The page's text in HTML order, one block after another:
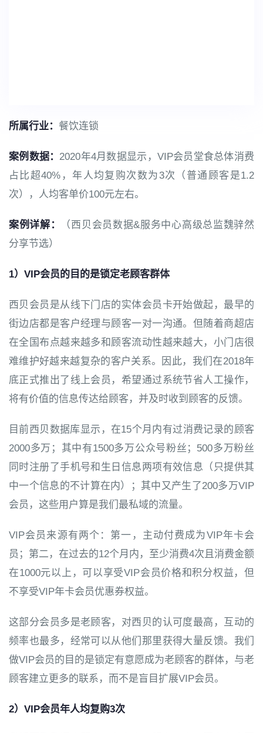
所属行业： 餐饮连锁
案例数据： 2020年4月数据显示，VIP会员堂食总体消费
占比超40%，年人均复购次数为3次（普通顾客是1.2
次），人均客单价100元左右。
案例详解：
（西贝会员数据&服务中心高级总监魏骍然
分享节选）
1）VIP会员的目的是锁定老顾客群体
西贝会员是从线下门店的实体会员卡开始做起，最早的
街边店都是客户经理与顾客一对一沟通。但随着商超店
在全国布点越来越多和顾客流动性越来越大，小门店很
难维护好越来越复杂的客户关系。因此，我们在2018年
底正式推出了线上会员，希望通过系统节省人工操作，
将有价值的信息传达给顾客，并及时收到顾客的反馈。
目前西贝数据库显示，在15个月内有过消费记录的顾客
2000多万；其中有1500多万公众号粉丝；500多万粉丝
同时注册了手机号和生日信息两项有效信息（只提供其
中一个信息的不计算在内）；其中又产生了200多万VIP
会员，这些用户算是我们最私域的流量。
VIP会员来源有两个：第一，主动付费成为VIP年卡会
员；第二，在过去的12个月内，至少消费4次且消费金额
在1000元以上，可以享受VIP会员价格和积分权益，但
不享受VIP年卡会员优惠券权益。
这部分会员多是老顾客，对西贝的认可度最高，互动的
频率也最多，经常可以从他们那里获得大量反馈。我们
做VIP会员的目的是锁定有意愿成为老顾客的群体，与老
顾客建立更多的联系，而不是盲目扩展VIP会员。
2）VIP会员年人均复购3次